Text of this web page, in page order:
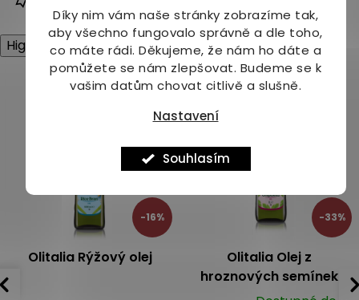
Díky nim vám naše stránky zobrazíme tak,
aby všechno fungovalo správně a dle toho,
co máte rádi. Děkujeme, že nám ho dáte a
pomůžete se nám zlepšovat. Budeme se k
vašim datům chovat citlivě a slušně.
Nastavení
Souhlasím
High-contrast mode
Mohlo by Vás zajímat
-16%
Olitalia Rýžový olej
Akce
-33%
Olitalia Olej z
hroznových semínek
1000 ml